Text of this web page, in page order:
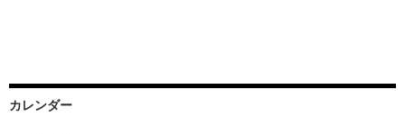
カレンダー